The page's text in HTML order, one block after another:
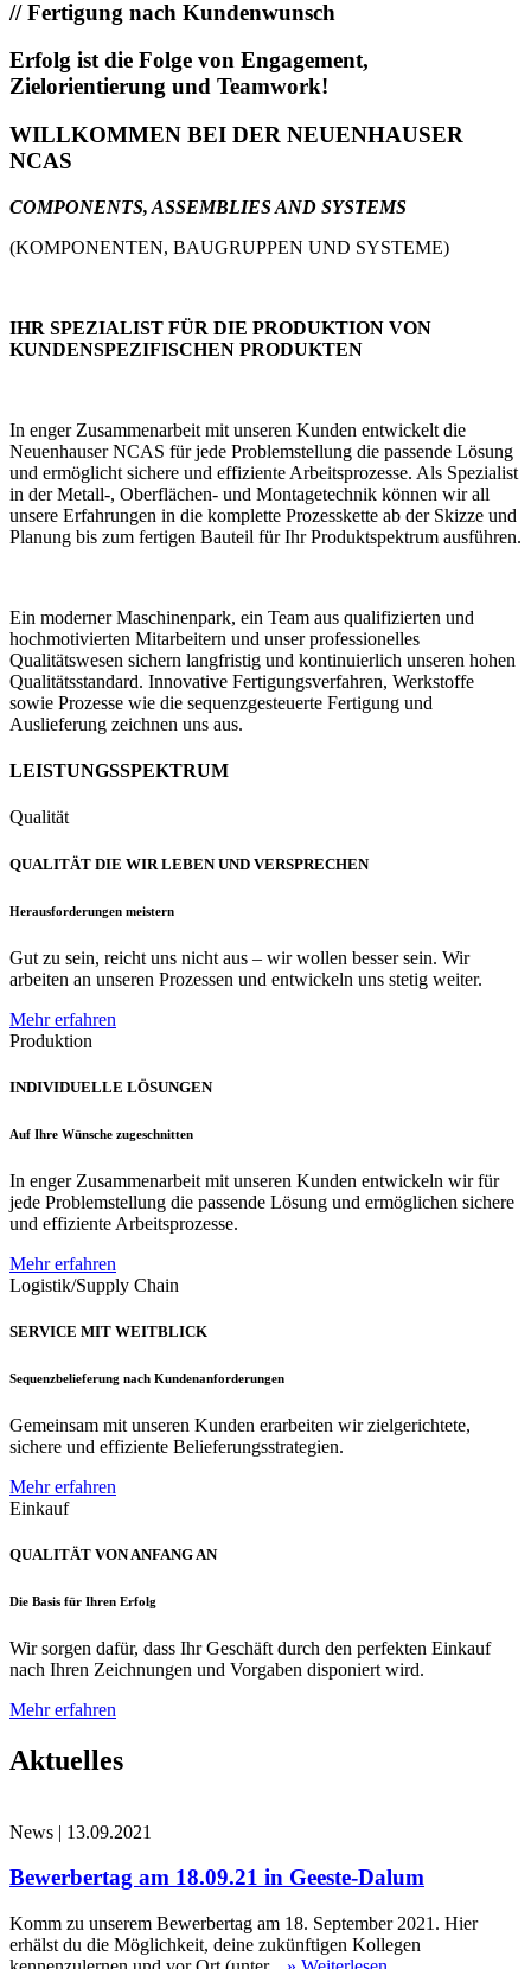
//Fertigung nach Kundenwunsch
Erfolg ist die Folge von Engagement,
Zielorientierung und Teamwork!
WILLKOMMEN BEI DER NEUENHAUSER
NCAS
COMPONENTS, ASSEMBLIES AND SYSTEMS
(KOMPONENTEN, BAUGRUPPEN UND SYSTEME)
IHR SPEZIALIST FÜR DIE PRODUKTION VON
KUNDENSPEZIFISCHEN PRODUKTEN
In enger Zusammenarbeit mit unseren Kunden entwickelt die
Neuenhauser NCAS für jede Problemstellung die passende Lösung
und ermöglicht sichere und effiziente Arbeitsprozesse. Als Spezialist
in der Metall-, Oberflächen- und Montagetechnik können wir all
unsere Erfahrungen in die komplette Prozesskette ab der Skizze und
Planung bis zum fertigen Bauteil für Ihr Produktspektrum ausführen.
Ein moderner Maschinenpark, ein Team aus qualifizierten und
hochmotivierten Mitarbeitern und unser professionelles
Qualitätswesen sichern langfristig und kontinuierlich unseren hohen
Qualitätsstandard. Innovative Fertigungsverfahren, Werkstoffe
sowie Prozesse wie die sequenzgesteuerte Fertigung und
Auslieferung zeichnen uns aus.
LEISTUNGSSPEKTRUM
Qualität
QUALITÄT DIE WIR LEBEN UND VERSPRECHEN
Herausforderungen meistern
Gut zu sein, reicht uns nicht aus – wir wollen besser sein. Wir
arbeiten an unseren Prozessen und entwickeln uns stetig weiter.
Mehr erfahren
Produktion
INDIVIDUELLE LÖSUNGEN
Auf Ihre Wünsche zugeschnitten
In enger Zusammenarbeit mit unseren Kunden entwickeln wir für
jede Problemstellung die passende Lösung und ermöglichen sichere
und effiziente Arbeitsprozesse.
Mehr erfahren
Logistik/Supply Chain
SERVICE MIT WEITBLICK
Sequenzbelieferung nach Kundenanforderungen
Gemeinsam mit unseren Kunden erarbeiten wir zielgerichtete,
sichere und effiziente Belieferungsstrategien.
Mehr erfahren
Einkauf
QUALITÄT VON ANFANG AN
Die Basis für Ihren Erfolg
Wir sorgen dafür, dass Ihr Geschäft durch den perfekten Einkauf
nach Ihren Zeichnungen und Vorgaben disponiert wird.
Mehr erfahren
Aktuelles
News | 13.09.2021
Bewerbertag am 18.09.21 in Geeste-Dalum
Komm zu unserem Bewerbertag am 18. September 2021. Hier
erhälst du die Möglichkeit, deine zukünftigen Kollegen